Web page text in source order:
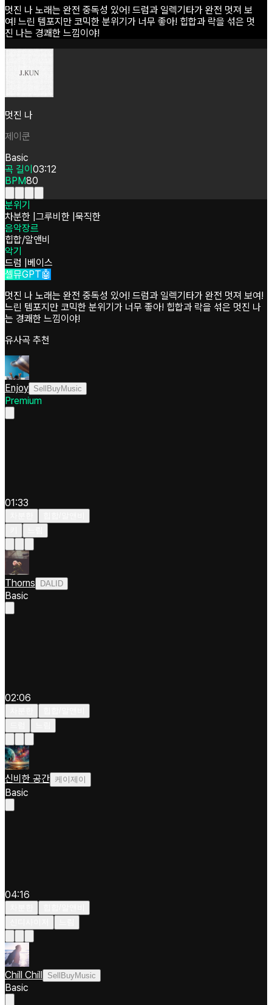
멋진 나 노래는 완전 중독성 있어! 드럼과 일렉기타가 완전 멋져 보
여! 느린 템포지만 코믹한 분위기가 너무 좋아! 힙합과 락을 섞은 멋
진 나는 경쾌한 느낌이야!
멋진 나
제이쿤
Basic
곡 길이 03:12
BPM80
분위기
차분한 그루비한 묵직한
음악장르
힙합/알앤비
악기
드럼
베이스
셀뮤GPT🤖
멋진 나 노래는 완전 중독성 있어! 드럼과 일렉기타가 완전 멋져 보여!
느린 템포지만 코믹한 분위기가 너무 좋아! 힙합과 락을 섞은 멋진 나
는 경쾌한 느낌이야!
유사곡 추천
Enjoy SellBuyMusic
Premium
01:33
Thorns DALID
Basic
02:06
신비한 공간 케이제이
Basic
04:16
Chill Chill SellBuyMusic
Basic